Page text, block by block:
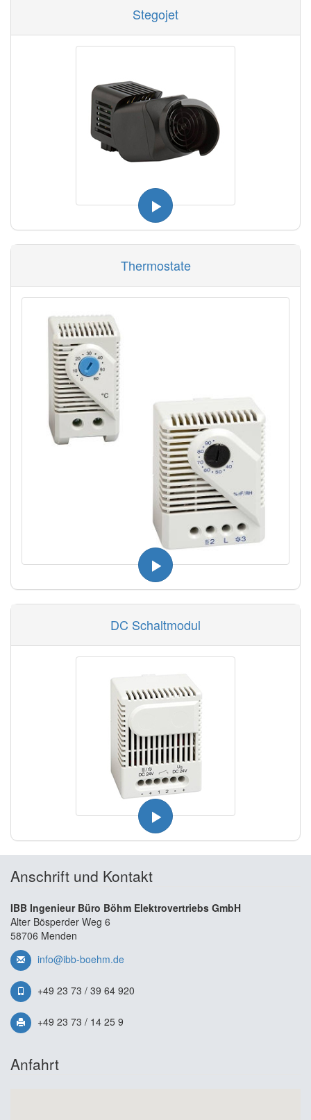
Stegojet
Thermostate
DC Schaltmodul
Anschrift und Kontakt
IBB Ingenieur Büro Böhm Elektrovertriebs GmbH
Alter Bösperder Weg 6
58706 Menden
info@ibb-boehm.de
+49 23 73 / 39 64 920
+49 23 73 / 14 25 9
Anfahrt